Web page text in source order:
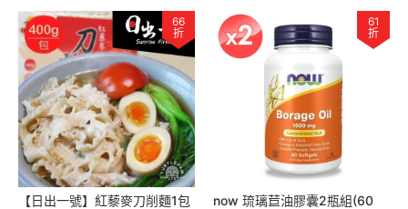
66
折
【日出一號】紅藜麥刀削麵1包
61
折
now 琉璃苣油膠囊2瓶組(60